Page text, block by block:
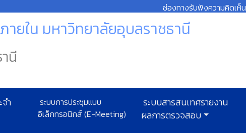
ช่องทางรับฟังความคิดเห็น
ยใน มหาวิทยาลัยอุบลราชธานี
นี
ำ
ระบบการประชุมแบบ
อิเล็กทรอนิกส์ (E-Meeting)
ระบบสารสนเทศรายงาน
ผลการตรวจสอบ